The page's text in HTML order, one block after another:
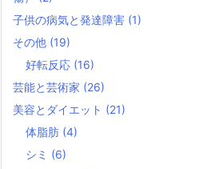
子供の病気と発達障害 (1)
その他 (19)
好転反応 (16)
芸能と芸術家 (26)
美容とダイエット (21)
体脂肪 (4)
シミ (6)